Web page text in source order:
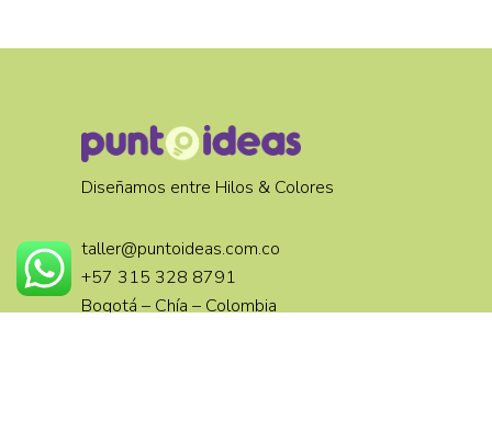
Diseñamos entre Hilos & Colores
taller@puntoideas.com.co
+57 315 328 8791
Bogotá – Chía – Colombia